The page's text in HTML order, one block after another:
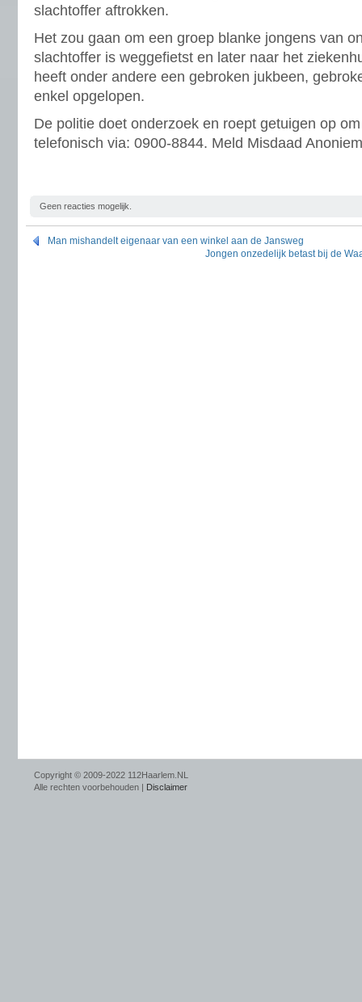
slachtoffer aftrokken.
Het zou gaan om een groep blanke jongens van
slachtoffer is weggefietst en later naar het
heeft onder andere een gebroken jukbeen,
enkel opgelopen.
De politie doet onderzoek en roept getuigen op
telefonisch via: 0900-8844. Meld Misdaad
Geen reacties mogelijk.
Man mishandelt eigenaar van een winkel aan de Jansweg
Jongen onzedelijk betast bij de
Copyright © 2009-2022 112Haarlem.NL
Alle rechten voorbehouden | Disclaimer